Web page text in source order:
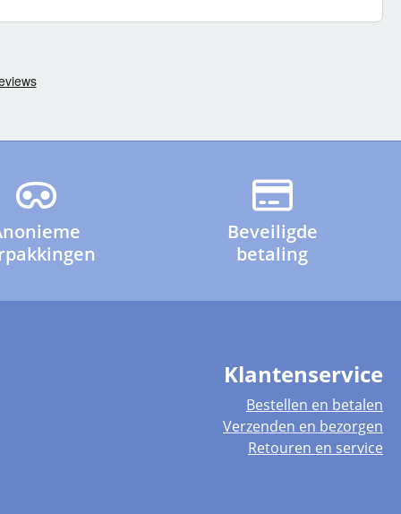
Beveiligde
betaling
Klantenservice
Bestellen en betalen
Verzenden en bezorgen
Retouren en service